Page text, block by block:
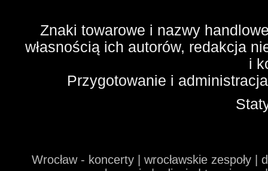
Znaki towarowe i nazwy
własnością ich autorów, redakcja
i
Przygotowanie i
Wrocław - koncerty | wrocławskie zespoły